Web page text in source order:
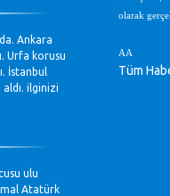
Ankara
Urfa korusu
İstanbul
ilginizi
ulu
Atatürk
olarak
AA
Tüm